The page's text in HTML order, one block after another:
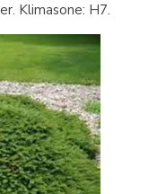
Klimasone: H7.